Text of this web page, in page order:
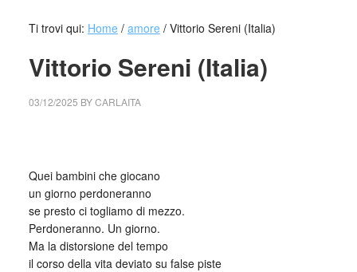
Ti trovi qui: Home / amore /Vittorio Sereni (Italia)
Vittorio Sereni (Italia)
03/12/2025 BYCARLAITA
Quei bambini che giocano
un giorno perdoneranno
se presto ci togliamo di mezzo.
Perdoneranno. Un giorno.
Ma la distorsione del tempo
il corso della vita deviato su false piste